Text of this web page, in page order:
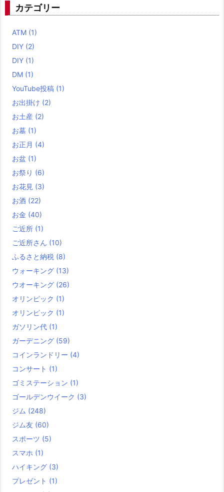
カテゴリー
ATM (1)
DIY (2)
DIY (1)
DM (1)
YouTube投稿 (1)
お出掛け (2)
お土産 (2)
お墓 (1)
お正月 (4)
お盆 (1)
お祭り (6)
お花見 (3)
お酒 (22)
お金 (40)
ご近所 (1)
ご近所さん (10)
ふるさと納税 (8)
ウォーキング (13)
ウオーキング (26)
オリンピック (1)
オリンピック (1)
ガソリン代 (1)
ガーデニング (59)
コインランドリー (4)
コンサート (1)
ゴミステーション (1)
ゴールデンウイーク (3)
ジム (248)
ジム友 (60)
スポーツ (5)
スマホ (1)
ハイキング (3)
プレゼント (1)